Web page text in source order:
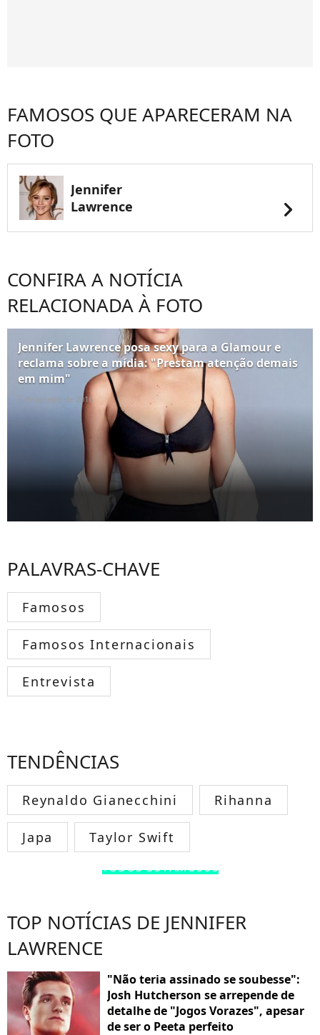
FAMOSOS QUE APARECERAM NA
FOTO
Jennifer
Lawrence
chevron_right
CONFIRA A NOTÍCIA
RELACIONADA À FOTO
Jennifer Lawrence posa sexy para a Glamour e
reclama sobre a mídia: "Prestam atenção demais
em mim"
5 de janeiro de 2016
PALAVRAS-CHAVE
Famosos
Famosos Internacionais
Entrevista
TENDÊNCIAS
Reynaldo Gianecchini Rihanna
Japa Taylor Swift
TODOS OS FAMOSOS
TOP NOTÍCIAS DE JENNIFER
LAWRENCE
"Não teria assinado se soubesse":
Josh Hutcherson se arrepende de
detalhe de "Jogos Vorazes", apesar
de ser o Peeta perfeito